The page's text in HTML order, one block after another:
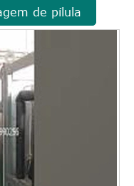
de pílula